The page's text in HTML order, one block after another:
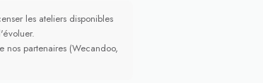
les ateliers disponibles
nos partenaires (Wecandoo,